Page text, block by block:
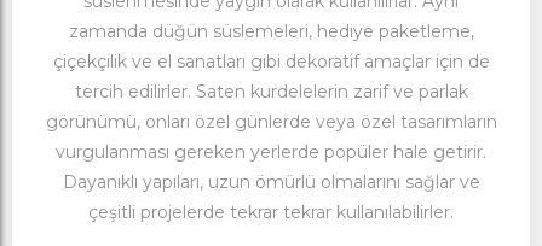
zamanda düğün süslemeleri, hediye paketleme,
çiçekçilik ve el sanatları gibi dekoratif amaçlar için de
tercih edilirler. Saten kurdelelerin zarif ve parlak
görünümü, onları özel günlerde veya özel tasarımların
vurgulanması gereken yerlerde popüler hale getirir.
Dayanıklı yapıları, uzun ömürlü olmalarını sağlar ve
çeşitli projelerde tekrar tekrar kullanılabilirler.